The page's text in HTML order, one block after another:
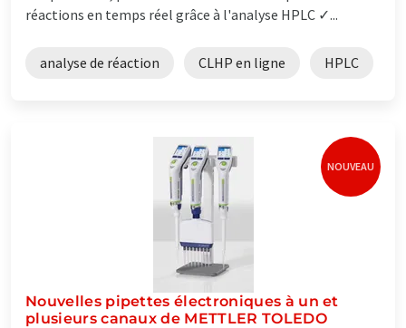
réactions en temps réel grâce à l'analyse HPLC ✓...
analyse de réaction CLHP en ligne HPLC
NOUVEAU
Nouvelles pipettes électroniques à un et
plusieurs canaux de METTLER TOLEDO